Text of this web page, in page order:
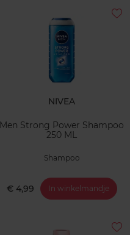
NIVEA
Men Strong Power Shampoo
250 ML
Shampoo
€ 4,99 In winkelmandje